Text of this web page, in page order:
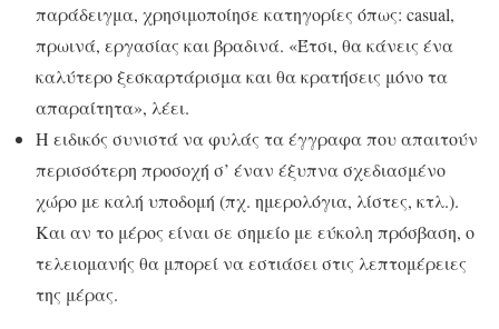
παράδειγμα, χρησιμοποίησε κατηγορίες όπως: casual,
πρωινά, εργασίας και βραδινά. «Έτσι, θα κάνεις ένα
καλύτερο ξεσκαρτάρισμα και θα κρατήσεις μόνο τα
απαραίτητα», λέει.
Η ειδικός συνιστά να φυλάς τα έγγραφα που απαιτούν
περισσότερη προσοχή σ’ έναν έξυπνα σχεδιασμένο
χώρο με καλή υποδομή (πχ. ημερολόγια, λίστες, κτλ.).
Και αν το μέρος είναι σε σημείο με εύκολη πρόσβαση, ο
τελειομανής θα μπορεί να εστιάσει στις λεπτομέρειες
της μέρας.